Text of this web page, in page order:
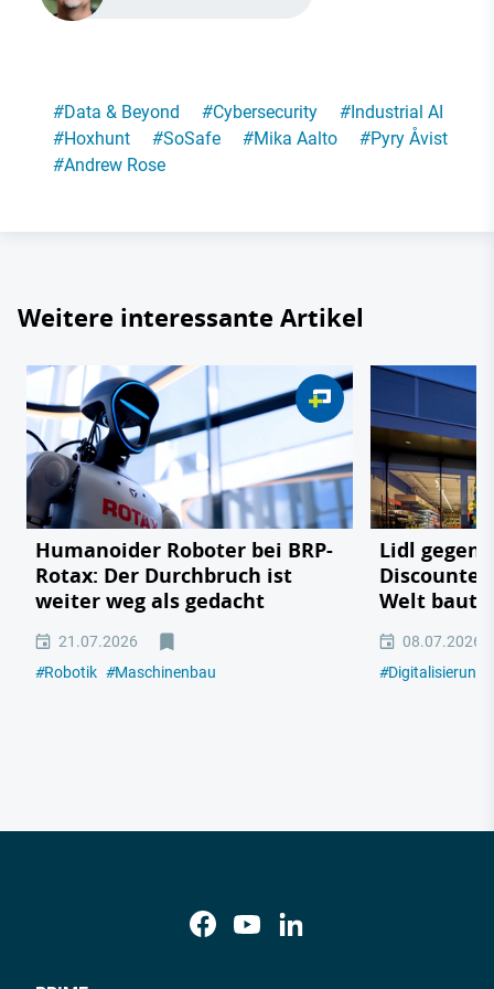
#Data & Beyond #Cybersecurity #Industrial AI
#Hoxhunt #SoSafe #Mika Aalto #Pyry Åvist
#Andrew Rose
Weitere interessante Artikel
Humanoider Roboter bei BRP-
Rotax: Der Durchbruch ist
weiter weg als gedacht
21.07.2026
#Robotik #Maschinenbau
Lidl gegen
Discounter
Welt baut
08.07.2026
#Digitalisierung